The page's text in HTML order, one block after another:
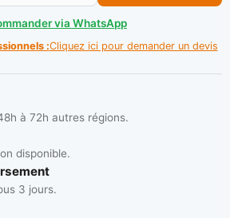
via WhatsApp
:Cliquez ici pour demander un devis
à 72h autres régions.
disponible.
3 jours.